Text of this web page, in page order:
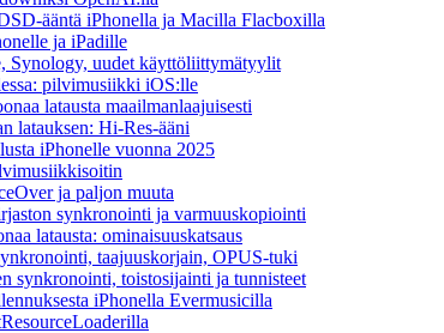
ääntä iPhonella ja Macilla Flacboxilla
ja iPadille
Synology, uudet käyttöliittymätyylit
pilvimusiikki iOS:lle
latausta maailmanlaajuisesti
latauksen: Hi-Res-ääni
iPhonelle vuonna 2025
ja paljon muuta
synkronointi ja varmuuskopiointi
latausta: ominaisuuskatsaus
taajuuskorjain, OPUS-tuki
synkronointi, toistosijainti ja tunnisteet
iPhonella Evermusicilla